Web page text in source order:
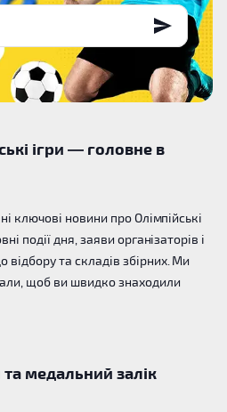
ігри — головне в
ключові новини про Олімпійські
події дня, заяви організаторів і
та складів збірних. Ми
щоб ви швидко знаходили
медальний залік